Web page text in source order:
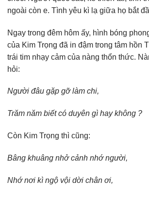
ngoài còn e. Tình yêu kì lạ giữa họ bắt
Ngay trong đêm hôm ấy, hình bóng
của Kim Trọng đã in đậm trong tâm hồn
trái tim nhạy cảm của nàng thổn thức.
hỏi:
Người đâu gặp gỡ làm chi,
Trăm năm biết có duyên gì hay không ?
Còn Kim Trọng thì cũng:
Bâng khuâng nhở cảnh nhớ người,
Nhớ nơi kì ngộ vội dời chân ơi,